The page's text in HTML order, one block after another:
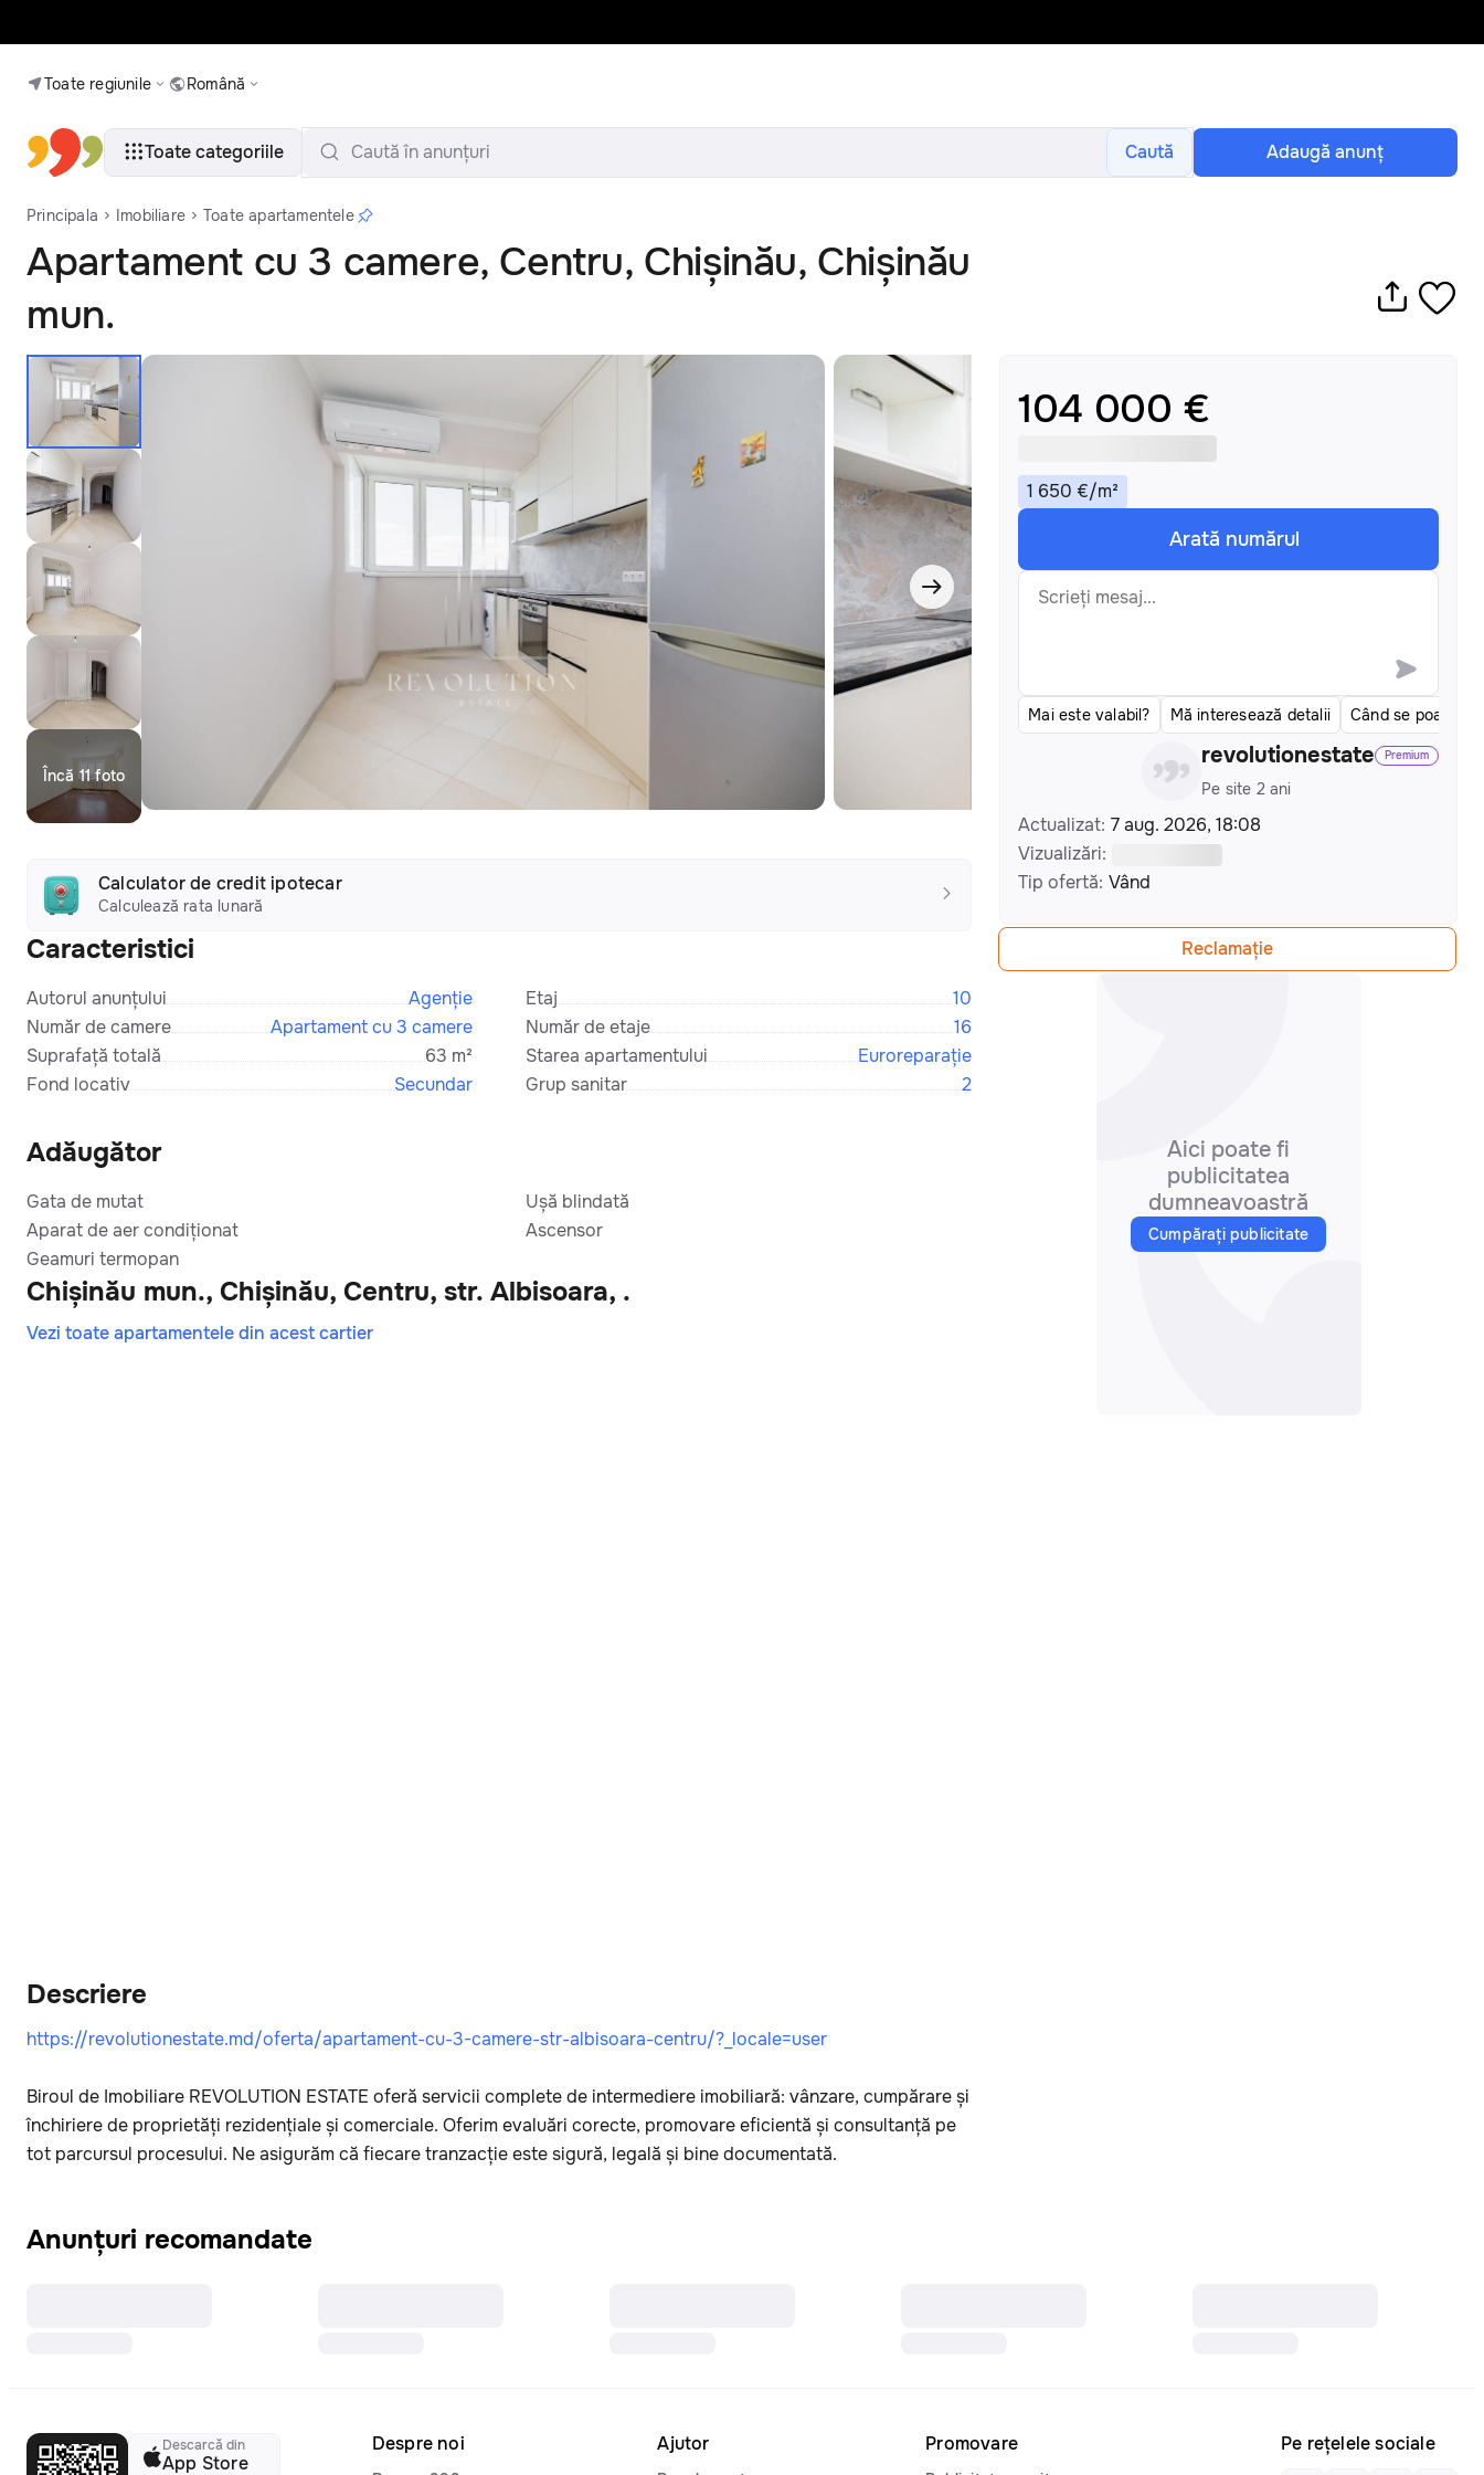
Toate regiunile Română
Toate categoriile Caută în anunțuri Caută Adaugă anunţ
Principala Imobiliare Toate apartamentele
Apartament cu 3 camere, Centru, Chișinău, Chișinău
mun.
Încă 11 foto
Calculator de credit ipotecar
Calculează rata lunară
Descriere
https://revolutionestate.md/oferta/apartament-cu-3-camere-str-albisoara-centru/?_locale=user
Biroul de Imobiliare REVOLUTION ESTATE oferă servicii complete de intermediere imobiliară: vânzare, cumpărare și
închiriere de proprietăți rezidențiale și comerciale. Oferim evaluări corecte, promovare eficientă și consultanță pe
tot parcursul procesului. Ne asigurăm că fiecare tranzacție este sigură, legală și bine documentată.
Caracteristici
Autorul anunțului
Agenție
Număr de camere
Apartament cu 3 camere
Suprafață totală
63 m²
Fond locativ
Secundar
Etaj
10
Număr de etaje
16
Starea apartamentului
Euroreparație
Grup sanitar
2
Adăugător
Gata de mutat
Aparat de aer condiționat
Geamuri termopan
Ușă blindată
Ascensor
Chișinău mun., Chișinău, Centru, str. Albisoara, .
Vezi toate apartamentele din acest cartier
104 000 €
1 650 €/m²
Arată numărul
Mai este valabil? Mă interesează detalii Când se poate
revolutionestate Premium
Pe site 2 ani
Actualizat: 7 aug. 2026, 18:08
Vizualizări:
Tip ofertă: Vând
Reclamațiе
Aici poate fi
publicitatea
dumneavoastră
Cumpărați publicitate
Anunțuri recomandate
Descarcă din
App Store
Despre noi Ajutor Promovare Pe rețelele sociale